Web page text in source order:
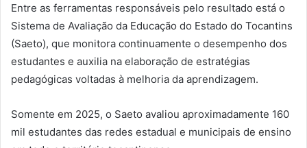
Entre as ferramentas responsáveis pelo resultado está o
Sistema de Avaliação da Educação do Estado do Tocantins
(Saeto), que monitora continuamente o desempenho dos
estudantes e auxilia na elaboração de estratégias
pedagógicas voltadas à melhoria da aprendizagem.
Somente em 2025, o Saeto avaliou aproximadamente 160
mil estudantes das redes estadual e municipais de ensino